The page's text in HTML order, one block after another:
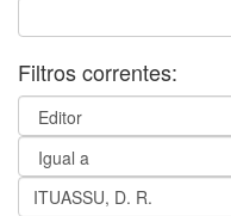
Filtros correntes: